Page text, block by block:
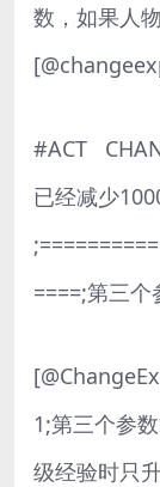
数，如果人
#ACT
已经减少
====;第三个
1;第三个参
级经验时只